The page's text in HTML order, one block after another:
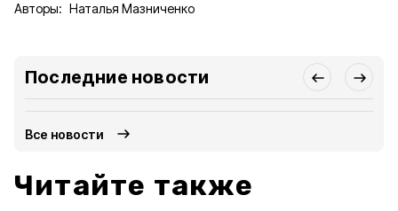
Авторы: Наталья Мазниченко
Последние новости
Все новости
Читайте также